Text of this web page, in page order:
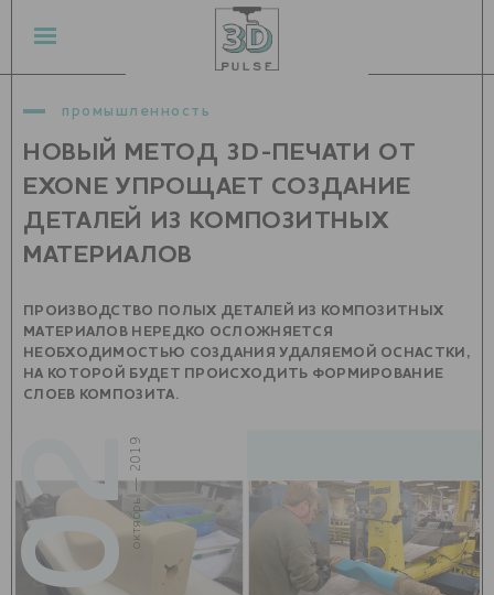
промышленность
НОВЫЙ МЕТОД 3D-ПЕЧАТИ ОТ
EXONE УПРОЩАЕТ СОЗДАНИЕ
ДЕТАЛЕЙ ИЗ КОМПОЗИТНЫХ
МАТЕРИАЛОВ
ПРОИЗВОДСТВО ПОЛЫХ ДЕТАЛЕЙ ИЗ КОМПОЗИТНЫХ
МАТЕРИАЛОВ НЕРЕДКО ОСЛОЖНЯЕТСЯ
НЕОБХОДИМОСТЬЮ СОЗДАНИЯ УДАЛЯЕМОЙ ОСНАСТКИ,
НА КОТОРОЙ БУДЕТ ПРОИСХОДИТЬ ФОРМИРОВАНИЕ
СЛОЕВ КОМПОЗИТА.
02
октябрь — 2019